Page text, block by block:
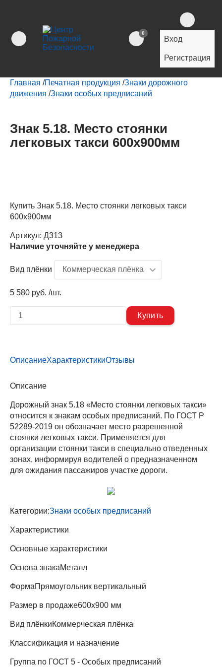
0
Вход
Регистрация
Главная /Печатная продукция /Знаки дорожного
движения /Знаки особых предписаний
Знак 5.18. Место стоянки
легковых такси 600х900мм
Купить Знак 5.18. Место стоянки легковых такси
600х900мм
Артикул: Д313
Наличие уточняйте у менеджера
Вид плёнки
5 580 руб. /шт.
ОписаниеХарактеристикиОтзывы
Описание
Дорожный знак 5.18 «Место стоянки легковых такси»
относится к знакам особых предписаний. По ГОСТ Р
52289-2019 он обозначает место разрешенной
стоянки легковых такси. Применяется для
организации стоянки такси в специально отведенных
зонах, информируя водителей о предназначенном
для ожидания пассажиров участке дороги.
Категории:Знаки особых предписаний
Характеристики
Основные характеристики
Основа знакаМеталл
ФормаПрямоугольник вертикальный
Размер в продаже600х900 мм
Вид плёнкиКоммерческая плёнка
Классификация и назначение
Группа по ГОСТ 5 - Особых предписаний